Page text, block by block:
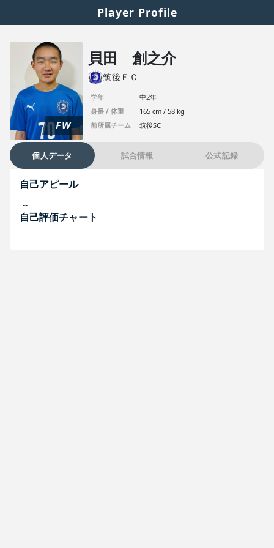
Player Profile
FW
貝田 創之介
筑後ＦＣ
学年
中2年
身長 / 体重
165 cm / 58 kg
前所属チーム
筑後SC
個人データ 試合情報 公式記録
自己アピール
--
自己評価チャート
--